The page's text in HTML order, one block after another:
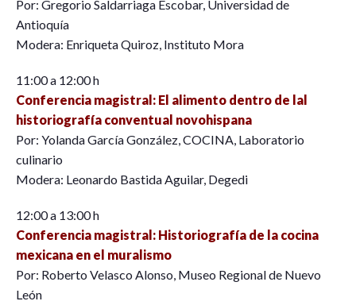
Por: Gregorio Saldarriaga Escobar, Universidad de
Antioquía
Modera: Enriqueta Quiroz, Instituto Mora
11:00 a 12:00 h
Conferencia magistral: El alimento dentro de lal
historiografía conventual novohispana
Por: Yolanda García González, COCINA, Laboratorio
culinario
Modera: Leonardo Bastida Aguilar, Degedi
12:00 a 13:00 h
Conferencia magistral: Historiografía de la cocina
mexicana en el muralismo
Por: Roberto Velasco Alonso, Museo Regional de Nuevo
León